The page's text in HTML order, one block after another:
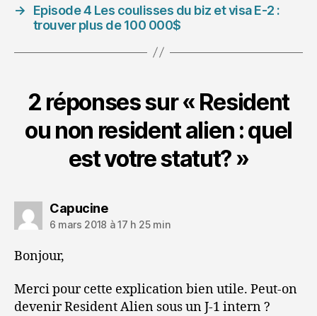
→
Episode 4 Les coulisses du biz et visa E-2 :
trouver plus de 100 000$
2 réponses sur « Resident
ou non resident alien : quel
est votre statut? »
Capucinedit :
6 mars 2018 à 17 h 25 min
Bonjour,
Merci pour cette explication bien utile. Peut-on
devenir Resident Alien sous un J-1 intern ?